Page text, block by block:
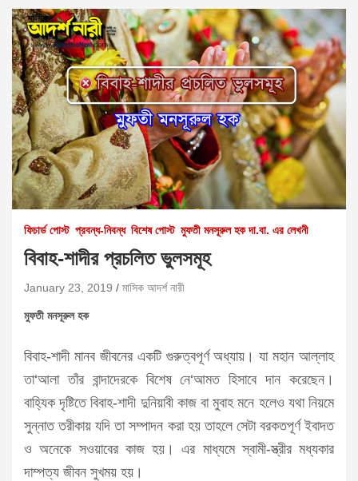
ফিচার্ড পোস্ট প্রবন্ধ-নিবন্ধ বিশেষ পোস্ট মুফতী মনসূরুল হক দা.বা. এর লেখনী
বিবাহ-শাদীর প্রচলিত ভুলসমূহ
January 23, 2019 মাসিক আদর্শ নারী
মুফতী মনসূরুল হক
বিবাহ-শাদী মানব জীবনের একটি গুরুত্বপূর্ণ অধ্যায়। যা মহান আল্লাহ
তা‘আলা তাঁর বান্দাদেরকে বিশেষ নে‘আমত হিসাবে দান করেছেন।
বাহ্যিক দৃষ্টিতে বিবাহ-শাদী দুনিয়াবী কাজ বা মুবাহ মনে হলেও যথা নিয়মে
সুন্নাত তরীকায় যদি তা সম্পাদন করা হয় তাহলে সেটা বরকতপূর্ণ ইবাদত
ও অনেকে সওয়াবের কাজ হয়। এর মাধ্যমে স্বামী-স্ত্রীর মধ্যকার
দাম্পত্য জীবন সুখময় হয়।